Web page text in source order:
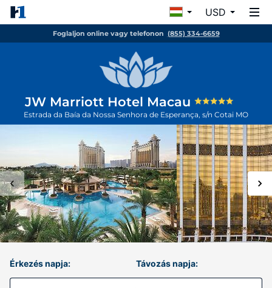
USD
Foglaljon online vagy telefonon (855) 334-6659
JW Marriott Hotel Macau
Estrada da Baía da Nossa Senhora de Esperança, s/n Cotai MO
Érkezés napja: Távozás napja: